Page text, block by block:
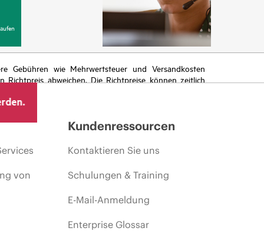
Gebühren wie Mehrwertsteuer und Versandkosten
abweichen. Die Richtpreise können zeitlich
von
Kundenressourcen
Kontaktieren Sie uns
Schulungen & Training
E-Mail-Anmeldung
Enterprise Glossar